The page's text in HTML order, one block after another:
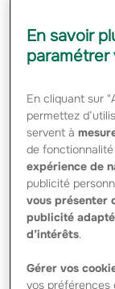
leur
FDJ
En savoir
paramétrer
En cliquant sur
permettez
servent à
de
expérience de
publicité
vous présenter
publicité
d’intérêts.
Gérer vos
vos préférences